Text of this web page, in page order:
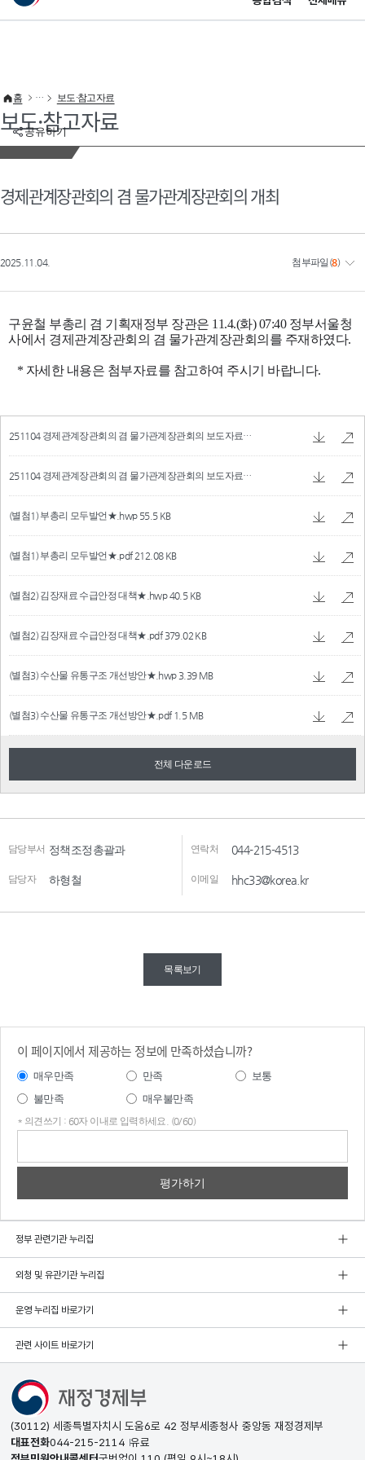
이 누리집은 대한민국 공식 전자정부 누리집입니다.
공유하기
홈 보도·참고자료
보도·참고자료
경제관계장관회의 겸 물가관계장관회의 개최
2025.11.04. 첨부파일 (8)
251104 경제관계장관회의 겸 물가관계장관회의 보도자료★.hwp
251104 경제관계장관회의 겸 물가관계장관회의 보도자료★.pdf
(별첨1) 부총리 모두발언★.hwp 55.5 KB
(별첨1) 부총리 모두발언★.pdf 212.08 KB
(별첨2) 김장재료 수급안정 대책★.hwp40.5 KB
(별첨2) 김장재료 수급안정 대책★.pdf 379.02 KB
(별첨3) 수산물 유통구조 개선방안★.hwp 3.39 MB
(별첨3) 수산물 유통구조 개선방안★.pdf 1.5 MB
전체 다운로드
담당부서 정책조정총괄과 연락처 044-215-4513
담당자 하형철 이메일 hhc33@korea.kr
목록보기
이 페이지에서 제공하는 정보에 만족하셨습니까?
매우만족 만족
보통
불만족
매우불만족
* 의견쓰기 : 60자 이내로 입력하세요. (0/60)
정부 관련기관 누리집
외청 및 유관기관 누리집
운영 누리집 바로가기
관련 사이트 바로가기
(30112) 세종특별자치시 도움6로 42 정부세종청사 중앙동 재정경제부
대표전화044-215-2114 유료